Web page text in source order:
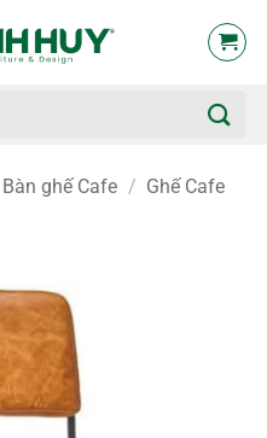
Bàn ghế Cafe / Ghế Cafe